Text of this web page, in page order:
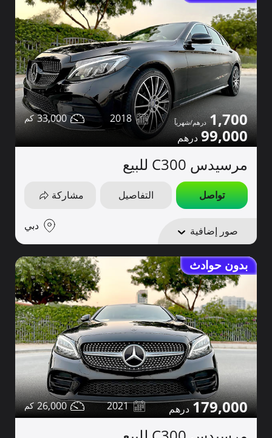
1,700
99,000
2018
33,000
مرسيدس C300 للبيع
تواصل التفاصيل مشاركة
صور إضافية دبي
بدون حوادث
179,000
2021
26,000